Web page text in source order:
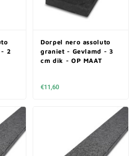
2
Dorpel nero assoluto
graniet - Gevlamd - 3
cm dik - OP MAAT
€11,60